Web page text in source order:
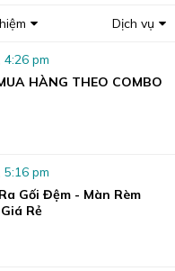
tại đây:
Bộ chăn ga gối
Dịch vụ
pm
HÀNG THEO COMBO
pm
Gối Đệm - Màn Rèm
Rẻ